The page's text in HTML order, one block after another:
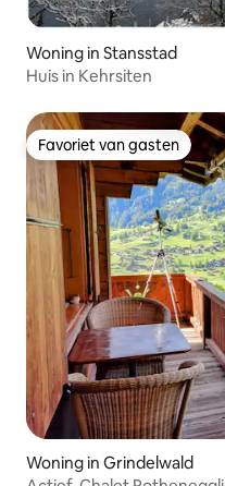
Woning in Stansstad
Huis in Kehrsiten
Favoriet van gasten
Favoriet van gasten
Woning in Grindelwald